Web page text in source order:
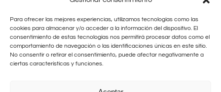
Para ofrecer las mejores experiencias, utilizamos tecnologías como las
cookies para almacenar y/o acceder a la información del dispositivo. El
consentimiento de estas tecnologías nos permitirá procesar datos como el
comportamiento de navegación o las identificaciones únicas en este sitio.
No consentir o retirar el consentimiento, puede afectar negativamente a
ciertas características y funciones.